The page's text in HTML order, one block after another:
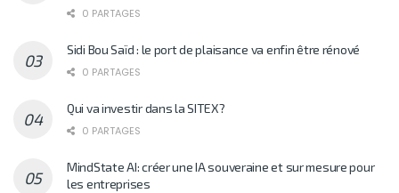
0 PARTAGES
Sidi Bou Saïd : le port de plaisance va enfin être rénové
0 PARTAGES
Qui va investir dans la SITEX?
0 PARTAGES
MindState AI: créer une IA souveraine et sur mesure pour
les entreprises